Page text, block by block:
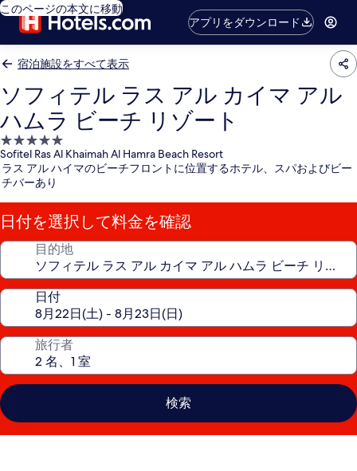
このページの本文に移動
アプリをダウンロード
宿泊施設をすべて表示
ソフィテル ラス アル カイマ アル
ハムラ ビーチ リゾート
5.0
つ
星
宿
泊
施
設
Sofitel Ras Al Khaimah Al Hamra Beach Resort
ラス アル ハイマのビーチフロントに位置するホテル、スパおよびビー
チバーあり
日付を選択して料金を確認
目的地
日付
旅行者
検索